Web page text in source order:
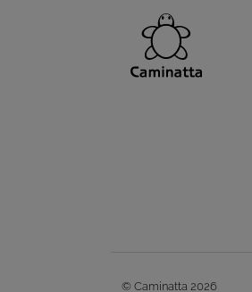
© Caminatta 2026